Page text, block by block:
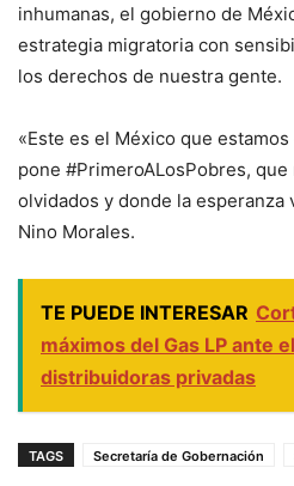
inhumanas, el gobierno de
estrategia migratoria con
los derechos de nuestra gente.
«Este es el México que
pone #PrimeroALosPobres, que
olvidados y donde la esperanza
Nino Morales.
TE PUEDE INTERESAR
máximos del Gas LP ante
distribuidoras privadas
TAGS Secretaría de Gobernación